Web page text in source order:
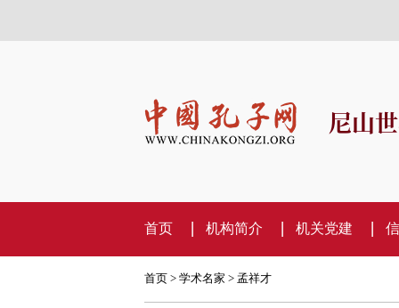
尼山
首页 机构简介 机关党建
首页> 学术名家 > 孟祥才